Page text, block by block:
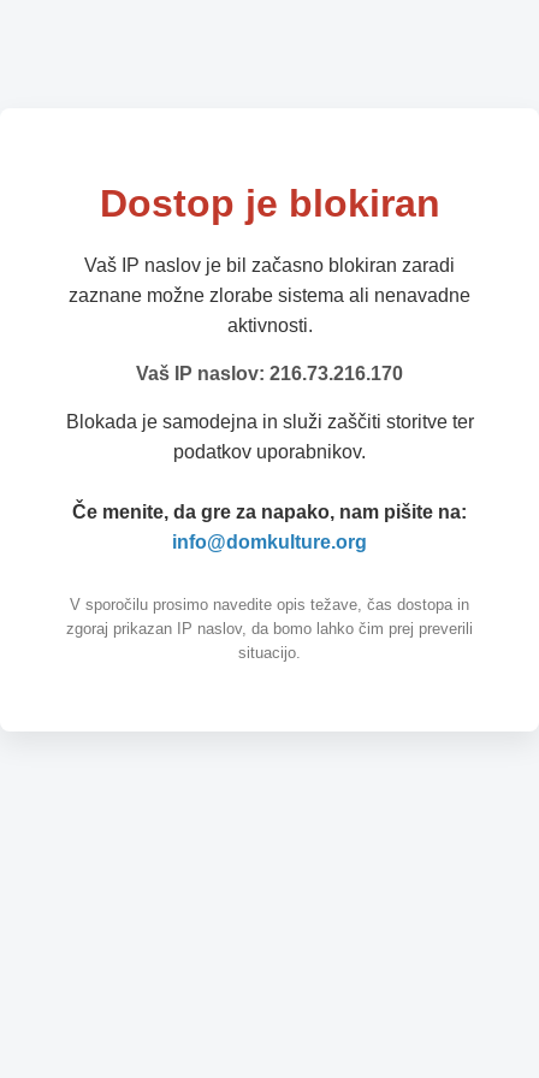
Dostop je blokiran
Vaš IP naslov je bil začasno blokiran zaradi
zaznane možne zlorabe sistema ali nenavadne
aktivnosti.
Vaš IP naslov: 216.73.216.170
Blokada je samodejna in služi zaščiti storitve ter
podatkov uporabnikov.
Če menite, da gre za napako, nam pišite na:
info@domkulture.org
V sporočilu prosimo navedite opis težave, čas dostopa in
zgoraj prikazan IP naslov, da bomo lahko čim prej preverili
situacijo.